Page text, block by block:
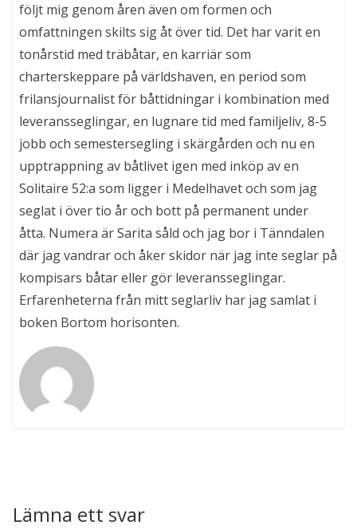
följt mig genom åren även om formen och
omfattningen skilts sig åt över tid. Det har varit en
tonårstid med träbåtar, en karriär som
charterskeppare på världshaven, en period som
frilansjournalist för båttidningar i kombination med
leveransseglingar, en lugnare tid med familjeliv, 8-5
jobb och semestersegling i skärgården och nu en
upptrappning av båtlivet igen med inköp av en
Solitaire 52:a som ligger i Medelhavet och som jag
seglat i över tio år och bott på permanent under
åtta. Numera är Sarita såld och jag bor i Tänndalen
där jag vandrar och åker skidor när jag inte seglar på
kompisars båtar eller gör leveransseglingar.
Erfarenheterna från mitt seglarliv har jag samlat i
boken Bortom horisonten.
Lämna ett svar